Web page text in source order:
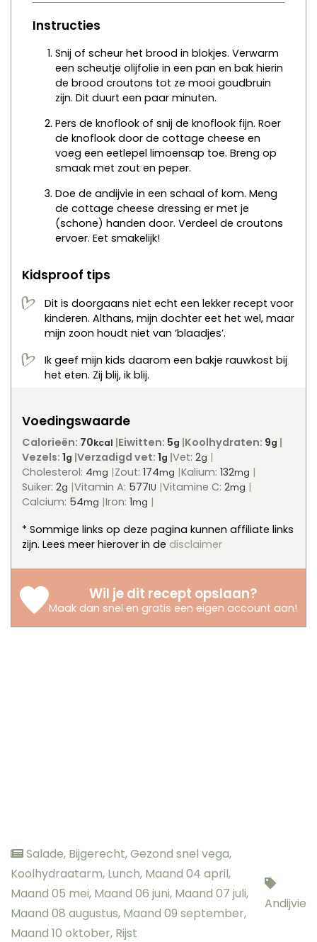
Instructies
Snij of scheur het brood in blokjes. Verwarm
een scheutje olijfolie in een pan en bak hierin
de brood croutons tot ze mooi goudbruin
zijn. Dit duurt een paar minuten.
Pers de knoflook of snij de knoflook fijn. Roer
de knoflook door de cottage cheese en
voeg een eetlepel limoensap toe. Breng op
smaak met zout en peper.
Doe de andijvie in een schaal of kom. Meng
de cottage cheese dressing er met je
(schone) handen door. Verdeel de croutons
ervoer. Eet smakelijk!
Kidsproof tips
Dit is doorgaans niet echt een lekker recept voor
kinderen. Althans, mijn dochter eet het wel, maar
mijn zoon houdt niet van ‘blaadjes’.
Ik geef mijn kids daarom een bakje rauwkost bij
het eten. Zij blij, ik blij.
Voedingswaarde
Calorieën: 70kcal Koolhydraten: 9g
Eiwitten: 5g
Vet: 2g
Verzadigd vet: 1g
Cholesterol: 4mg Zout: 174mg Kalium: 132mg
Vezels: 1g
Suiker: 2g Vitamin A: 577IU Vitamine C: 2mg
Calcium: 54mg Iron: 1mg
* Sommige links op deze pagina kunnen affiliate links
zijn. Lees meer hierover in de
disclaimer
Wil je dit recept opslaan?
Maak dan snel en gratis een eigen account aan!
Salade, Bijgerecht,Gezond snel vega,
Koolhydraatarm, Lunch, Maand 04 april,
Maand 05 mei, Maand 06 juni, Maand 07 juli,
Maand 08 augustus, Maand 09 september,
Maand 10 oktober, Rijst
Andijvie